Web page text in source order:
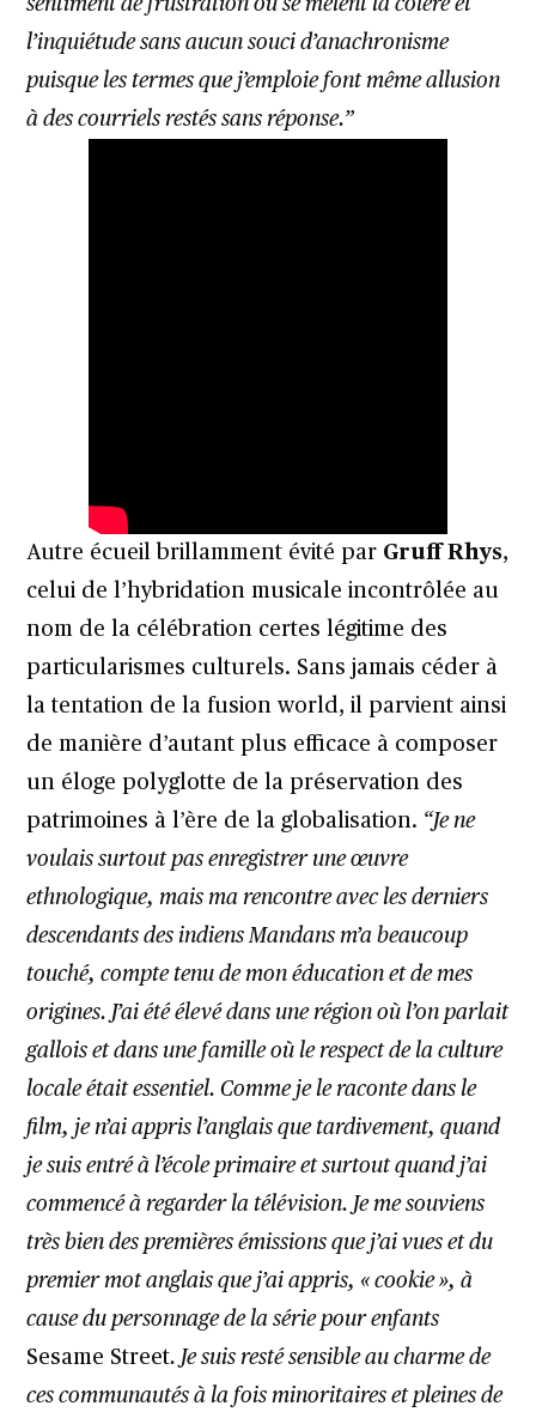
sentiment de frustration où se mêlent la colère et
l’inquiétude sans aucun souci d’anachronisme
puisque les termes que j’emploie font même allusion
à des courriels restés sans réponse.”
Autre écueil brillamment évité par Gruff Rhys,
celui de l’hybridation musicale incontrôlée au
nom de la célébration certes légitime des
particularismes culturels. Sans jamais céder à
la tentation de la fusion world, il parvient ainsi
de manière d’autant plus efficace à composer
un éloge polyglotte de la préservation des
patrimoines à l’ère de la globalisation. “Je ne
voulais surtout pas enregistrer une œuvre
ethnologique, mais ma rencontre avec les derniers
descendants des indiens Mandans m’a beaucoup
touché, compte tenu de mon éducation et de mes
origines. J’ai été élevé dans une région où l’on parlait
gallois et dans une famille où le respect de la culture
locale était essentiel. Comme je le raconte dans le
film, je n’ai appris l’anglais que tardivement, quand
je suis entré à l’école primaire et surtout quand j’ai
commencé à regarder la télévision. Je me souviens
très bien des premières émissions que j’ai vues et du
premier mot anglais que j’ai appris, « cookie », à
cause du personnage de la série pour enfants
Sesame Street. Je suis resté sensible au charme de
ces communautés à la fois minoritaires et pleines de